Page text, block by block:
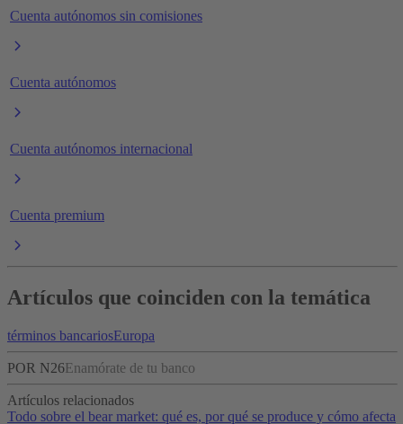
Cuenta autónomos sin comisiones
Cuenta autónomos
Cuenta autónomos internacional
Cuenta premium
Artículos que coinciden con la temática
términos bancariosEuropa
POR N26Enamórate de tu banco
Artículos relacionados
Todo sobre el bear market: qué es, por qué se produce y cómo afecta